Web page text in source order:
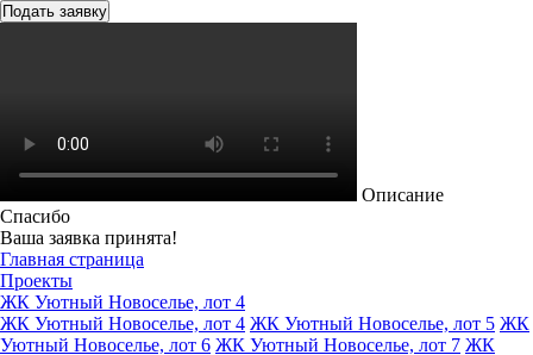
Описание
Спасибо
Ваша заявка принята!
Главная страница
Проекты
ЖК Уютный Новоселье, лот 4
ЖК Уютный Новоселье, лот 4 ЖК Уютный Новоселье, лот 5 ЖК
Уютный Новоселье, лот 6 ЖК Уютный Новоселье, лот 7 ЖК